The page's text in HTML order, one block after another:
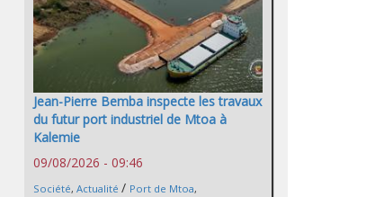
Jean-Pierre Bemba inspecte les travaux
du futur port industriel de Mtoa à
Kalemie
09/08/2026 - 09:46
Société, Actualité / Port de Mtoa,